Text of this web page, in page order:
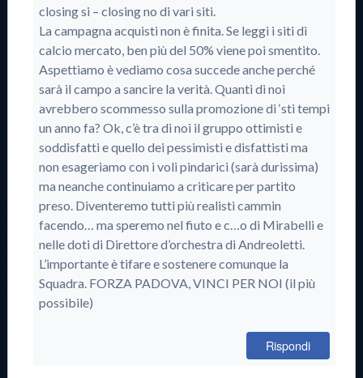
closing si – closing no di vari siti.
La campagna acquisti non è finita. Se leggi i siti di
calcio mercato, ben più del 50% viene poi smentito.
Aspettiamo è vediamo cosa succede anche perché
sarà il campo a sancire la verità. Quanti di noi
avrebbero scommesso sulla promozione di ‘sti tempi
un anno fa? Ok, c’è tra di noi il gruppo ottimisti e
soddisfatti e quello dei pessimisti e disfattisti ma
non esageriamo con i voli pindarici (sarà durissima)
ma neanche continuiamo a criticare per partito
preso. Diventeremo tutti più realisti cammin
facendo… ma speremo nel fiuto e c…o di Mirabelli e
nelle doti di Direttore d’orchestra di Andreoletti.
L’importante è tifare e sostenere comunque la
Squadra. FORZA PADOVA, VINCI PER NOI (il più
possibile)
Rispondi